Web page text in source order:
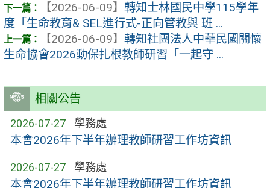
相關公告
2026-07-27 學務處
本會2026年下半年辦理教師研習工作坊資訊
2026-07-27 學務處
本會2026年下半年辦理教師研習工作坊資訊
【2026-06-09】 轉知士林國民中學115學年
度「生命教育& SEL進行式-正向管教與 班 ...
【2026-06-09】 轉知社團法人中華民國關懷
生命協會2026動保扎根教師研習「一起守 ...